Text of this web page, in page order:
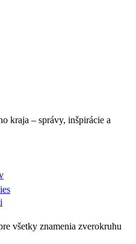
kraja – správy, inšpirácie a
všetky znamenia zverokruhu